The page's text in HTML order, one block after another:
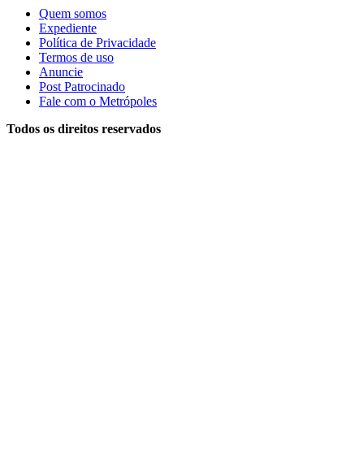
Quem somos
Expediente
Política de Privacidade
Termos de uso
Anuncie
Post Patrocinado
Fale com o Metrópoles
Todos os direitos reservados